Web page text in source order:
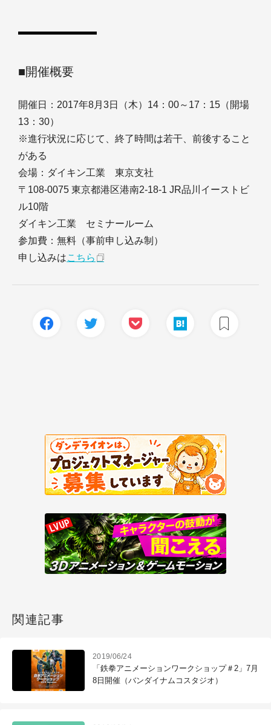
■開催概要
開催日：2017年8月3日（木）14：00～17：15（開場
13：30）
※進行状況に応じて、終了時間は若干、前後すること
がある
会場：ダイキン工業 東京支社
〒108-0075 東京都港区港南2-18-1 JR品川イーストビ
ル10階
ダイキン工業 セミナールーム
参加費：無料（事前申し込み制）
申し込みはこちら
関連記事
2019/06/24
「鉄拳アニメーションワークショップ＃2」7月
8日開催（バンダイナムコスタジオ）